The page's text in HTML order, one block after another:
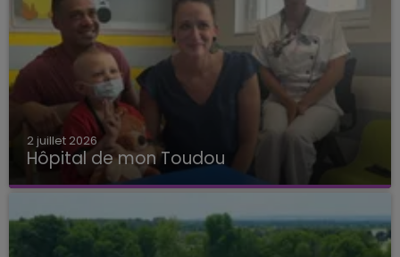
2 juillet 2026
Hôpital de mon Toudou
Hôpital de mon Toudou